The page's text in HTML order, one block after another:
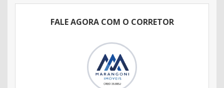
FALE AGORA COM O CORRETOR